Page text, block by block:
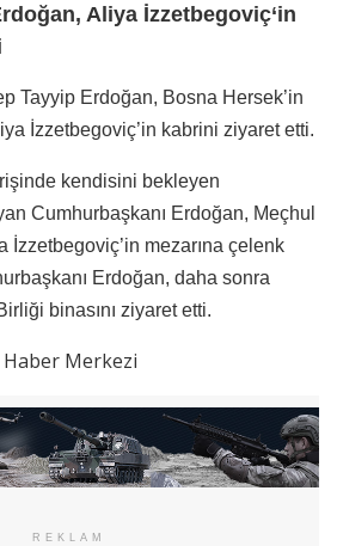
Aliya İzzetbegoviç‘in
Tayyip Erdoğan, Bosna Hersek’in
İzzetbegoviç’in kabrini ziyaret etti.
kendisini bekleyen
Cumhurbaşkanı Erdoğan, Meçhul
İzzetbegoviç’in mezarına çelenk
Erdoğan, daha sonra
binasını ziyaret etti.
Haber Merkezi
REKLAM